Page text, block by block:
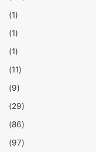
(1)
(1)
(1)
(11)
(9)
(29)
(86)
(97)